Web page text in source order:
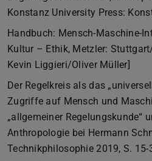
Konstanz University Press:
Handbuch: Mensch-Maschine-
Kultur – Ethik, Metzler:
Kevin Liggieri/Oliver Müller]
Der Regelkreis als das
Zugriffe auf Mensch und
„allgemeiner Regelungskunde“
Anthropologie bei Hermann
Technikphilosophie 2019, S. 15-